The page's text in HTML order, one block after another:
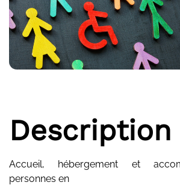
Description
Accueil, hébergement et
personnes en